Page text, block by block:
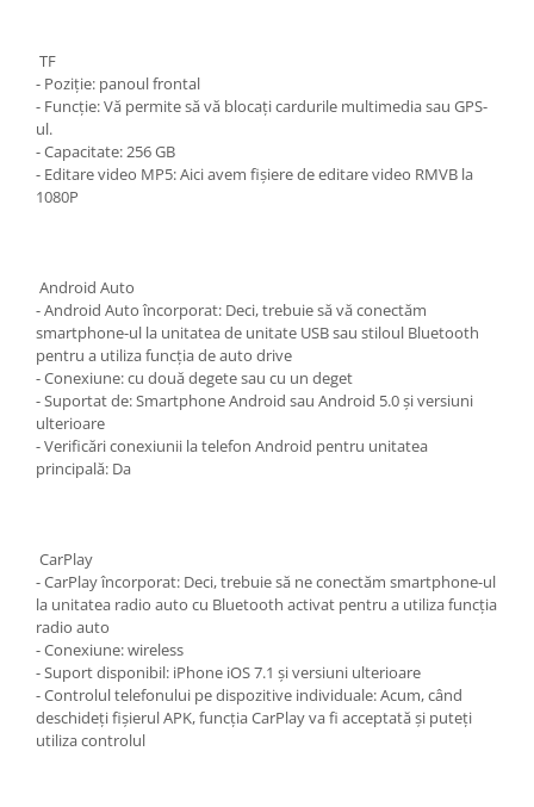
TF
- Poziție: panoul frontal
- Funcție: Vă permite să vă blocați cardurile multimedia sau GPS-
ul.
- Capacitate: 256 GB
- Editare video MP5: Aici avem fișiere de editare video RMVB la
1080P
Android Auto
- Android Auto încorporat: Deci, trebuie să vă conectăm
smartphone-ul la unitatea de unitate USB sau stiloul Bluetooth
pentru a utiliza funcția de auto drive
- Conexiune: cu două degete sau cu un deget
- Suportat de: Smartphone Android sau Android 5.0 și versiuni
ulterioare
- Verificări conexiunii la telefon Android pentru unitatea
principală: Da
CarPlay
- CarPlay încorporat: Deci, trebuie să ne conectăm smartphone-ul
la unitatea radio auto cu Bluetooth activat pentru a utiliza funcția
radio auto
- Conexiune: wireless
- Suport disponibil: iPhone iOS 7.1 și versiuni ulterioare
- Controlul telefonului pe dispozitive individuale: Acum, când
deschideți fișierul APK, funcția CarPlay va fi acceptată și puteți
utiliza controlul